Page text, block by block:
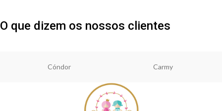
O que dizem os nossos clientes
Cóndor Carmy